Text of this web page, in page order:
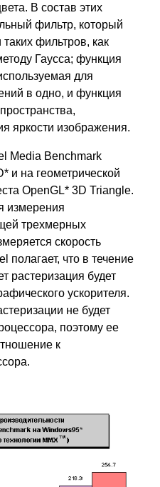
В состав этих
фильтр, который
фильтров, как
Гаусса; функция
для
в одно, и функция
яркости изображения.
Media Benchmark
и на геометрической
OpenGL* 3D Triangle.
измерения
трехмерных
скорость
полагает, что в течение
растеризация будет
ускорителя.
не будет
поэтому ее
к